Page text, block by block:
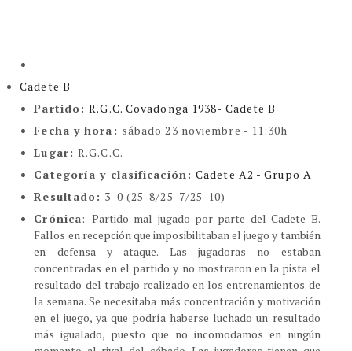
Cadete B
Partido:R.G.C. Covadonga 1938- Cadete B
Fecha y hora: sábado 23 noviembre - 11:30h
Lugar:R.G.C.C.
Categoría y clasificación:Cadete A2 - Grupo A
Resultado: 3-0 (25-8/25-7/25-10)
Crónica: Partido mal jugado por parte del Cadete B.
Fallos en recepción que imposibilitaban el juego y también
en defensa y ataque. Las jugadoras no estaban
concentradas en el partido y no mostraron en la pista el
resultado del trabajo realizado en los entrenamientos de
la semana. Se necesitaba más concentración y motivación
en el juego, ya que podría haberse luchado un resultado
más igualado, puesto que no incomodamos en ningún